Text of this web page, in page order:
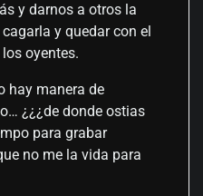
y darnos a otros la
y quedar con el
oyentes.
hay manera de
¿¿¿de donde ostias
para grabar
no me la vida para